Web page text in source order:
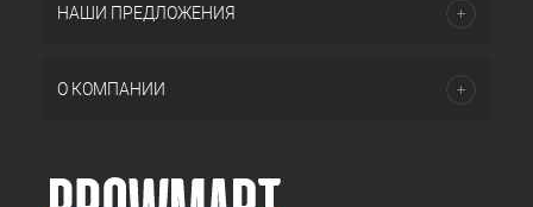
НАШИ ПРЕДЛОЖЕНИЯ
О КОМПАНИИ